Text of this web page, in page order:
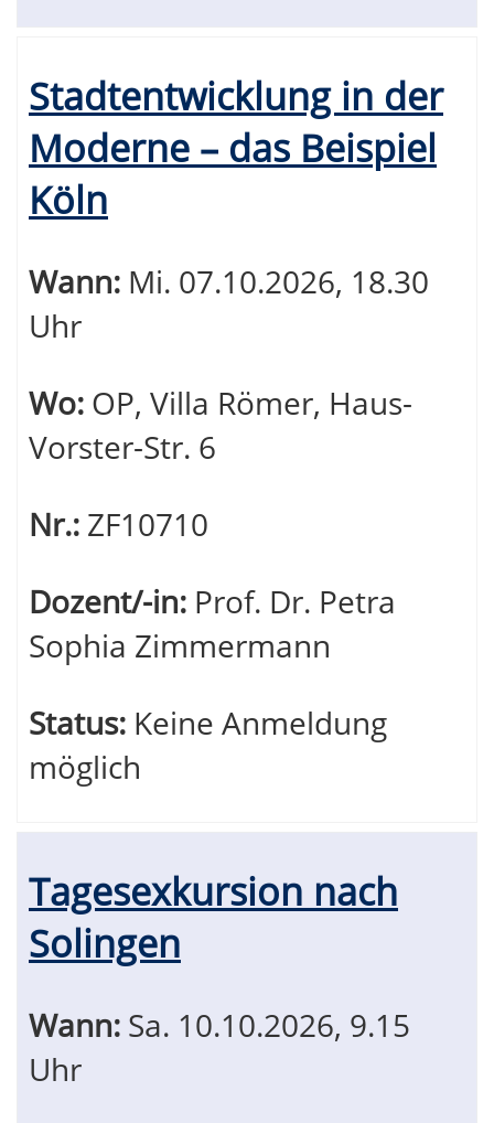
Stadtentwicklung in der
Moderne – das Beispiel
Köln
Wann: Mi. 07.10.2026, 18.30
Uhr
Wo: OP, Villa Römer, Haus-
Vorster-Str. 6
Nr.: ZF10710
Dozent/-in: Prof. Dr. Petra
Sophia Zimmermann
Status: Keine Anmeldung
möglich
Tagesexkursion nach
Solingen
Wann: Sa. 10.10.2026, 9.15
Uhr